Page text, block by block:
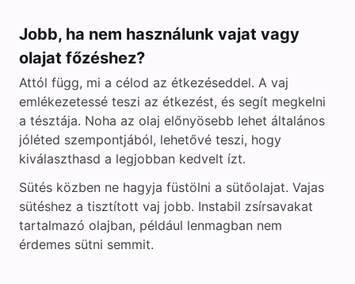
Jobb, ha nem használunk vajat vagy
olajat főzéshez?
Attól függ, mi a célod az étkezéseddel. A vaj
emlékezetessé teszi az étkezést, és segít megkelni
a tésztája. Noha az olaj előnyösebb lehet általános
jóléted szempontjából, lehetővé teszi, hogy
kiválaszthasd a legjobban kedvelt ízt.
Sütés közben ne hagyja füstölni a sütőolajat. Vajas
sütéshez a tisztított vaj jobb. Instabil zsírsavakat
tartalmazó olajban, például lenmagban nem
érdemes sütni semmit.